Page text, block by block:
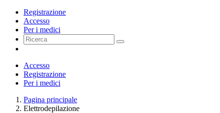
Registrazione
Accesso
Per i medici
Accesso
Registrazione
Per i medici
Pagina principale
Elettrodepilazione